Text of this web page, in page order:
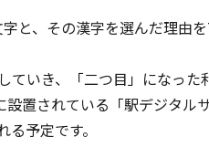
と、その漢字を選んだ理由
いき、「二つ目」になった
置されている「駅デジタル
予定です。